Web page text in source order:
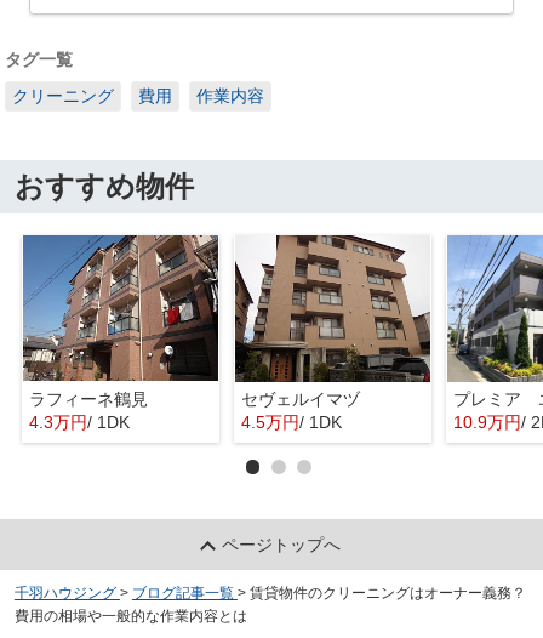
タグ一覧
クリーニング
費用 作業内容
おすすめ物件
ラフィーネ鶴見
4.3万円/ 1DK
セヴェルイマヅ
4.5万円/ 1DK
プレミア
10.9万円/
ページトップへ
千羽ハウジング > ブログ記事一覧 > 賃貸物件のクリーニングはオーナー義務？
費用の相場や一般的な作業内容とは